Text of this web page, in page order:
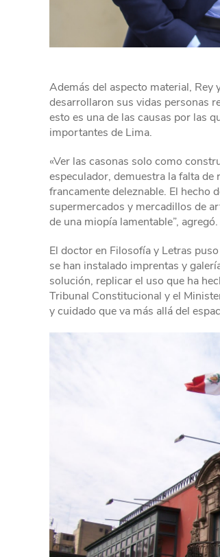
Además del aspecto material, Rey
desarrollaron sus vidas personas
esto es una de las causas por las
importantes de Lima.
«Ver las casonas solo como
especulador, demuestra la falta
francamente deleznable. El hecho
supermercados y mercadillos de
de una miopía lamentable”, agregó.
El doctor en Filosofía y Letras
se han instalado imprentas y
solución, replicar el uso que ha
Tribunal Constitucional y el
y cuidado que va más allá del